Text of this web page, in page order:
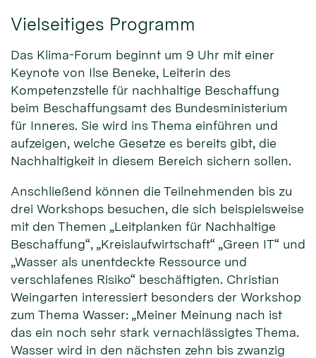
Vielseitiges Programm
Das Klima-Forum beginnt um 9 Uhr mit einer
Keynote von Ilse Beneke, Leiterin des
Kompetenzstelle für nachhaltige Beschaffung
beim Beschaffungsamt des Bundesministerium
für Inneres. Sie wird ins Thema einführen und
aufzeigen, welche Gesetze es bereits gibt, die
Nachhaltigkeit in diesem Bereich sichern sollen.
Anschließend können die Teilnehmenden bis zu
drei Workshops besuchen, die sich beispielsweise
mit den Themen „Leitplanken für Nachhaltige
Beschaffung“, „Kreislaufwirtschaft“ „Green IT“ und
„Wasser als unentdeckte Ressource und
verschlafenes Risiko“ beschäftigten. Christian
Weingarten interessiert besonders der Workshop
zum Thema Wasser: „Meiner Meinung nach ist
das ein noch sehr stark vernachlässigtes Thema.
Wasser wird in den nächsten zehn bis zwanzig